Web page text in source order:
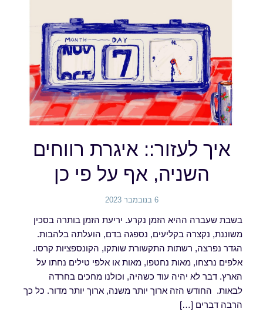
איך לעזור:: איגרת רווחים
השניה, אף על פי כן
6 בנובמבר 2023
בשבת שעברה ההיא הזמן נקרע. יריעת הזמן בותרה בסכין
משוננת, נקצרה בקליעים, נספגה בדם, הועלתה בלהבות.
הגדר נפרצה, רשתות התקשורת שותקו, הקונספציות קרסו.
אלפים נרצחו, מאות נחטפו, מאות או אלפי טילים נחתו על
הארץ. דבר לא יהיה עוד כשהיה, וכולנו מחכים בחרדה
לבאות. החודש הזה ארוך יותר משנה, ארוך יותר מדור. כל כך
הרבה דברים […]